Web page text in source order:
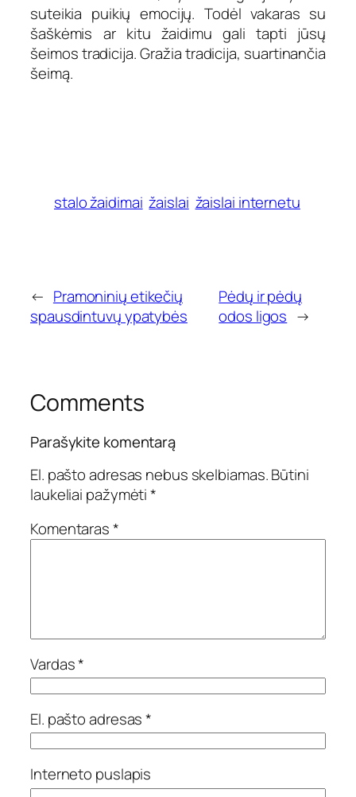
suteikia puikių emocijų. Todėl vakaras su
šaškėmis ar kitu žaidimu gali tapti jūsų
šeimos tradicija. Gražia tradicija, suartinančia
šeimą.
stalo žaidimai žaislai žaislai internetu
← Pramoninių etikečių
spausdintuvų ypatybės
Pėdų ir pėdų
odos ligos →
Comments
Parašykite komentarą
El. pašto adresas nebus skelbiamas.Būtini
laukeliai pažymėti*
Komentaras*
Vardas*
El. pašto adresas*
Interneto puslapis